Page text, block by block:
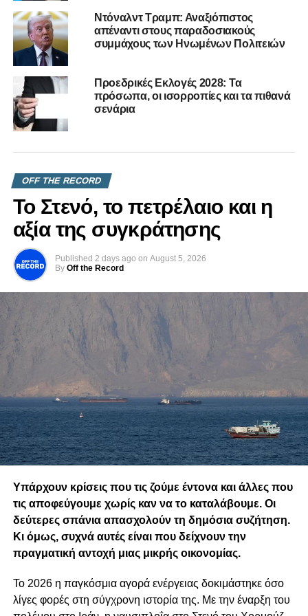
Πολιτική κατάσταση στην μετριότητα
DON'T MISS
Φταίμε κι εμείς αλλά κυρίως οι ΑΛΛΟΙ…
Ντόναλντ Τραμπ: Αναξιόπιστος
απέναντι στους παραδοσιακούς
συμμάχους των Ηνωμένων Πολιτειών
Προεδρικές Εκλογές 2028: Τα
πρόσωπα, οι ισορροπίες και τα πιθανά
σενάρια
OFF THE RECORD
Το Στενό, το πετρέλαιο και η
αξία της συγκράτησης
Published 2 days ago on August 5, 2026
By Off the Record
Υπάρχουν κρίσεις που τις ζούμε έντονα και άλλες που
τις αποφεύγουμε χωρίς καν να το καταλάβουμε. Οι
δεύτερες σπάνια απασχολούν τη δημόσια συζήτηση.
Κι όμως, συχνά αυτές είναι που δείχνουν την
πραγματική αντοχή μιας μικρής οικονομίας.
Το 2026 η παγκόσμια αγορά ενέργειας δοκιμάστηκε όσο
λίγες φορές στη σύγχρονη ιστορία της. Με την έναρξη του